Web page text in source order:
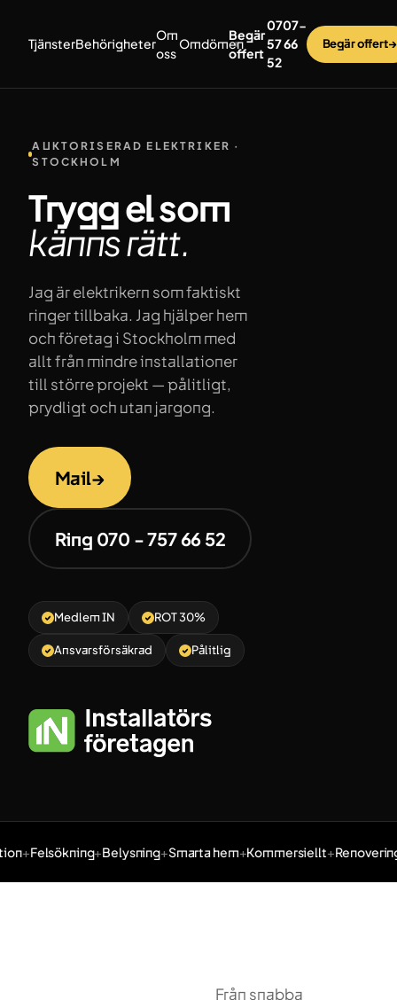
TjänsterBehörigheter
Om
oss
Omdömen
Begär
offert
0707-
57 66
52
Begär offert→
AUKTORISERAD ELEKTRIKER ·
STOCKHOLM
Trygg el som
kännsrätt.
Jag är elektrikern som faktiskt
ringer tillbaka. Jag hjälper hem
och företag i Stockholm med
allt från mindre installationer
till större projekt — pålitligt,
prydligt och utan jargong.
Mail→
Ring 070 - 757 66 52
Medlem IN ROT 30%
Ansvarsförsäkrad Pålitlig
Felsökning Belysning Smarta hem Kommersiellt Renovering
Från snabba